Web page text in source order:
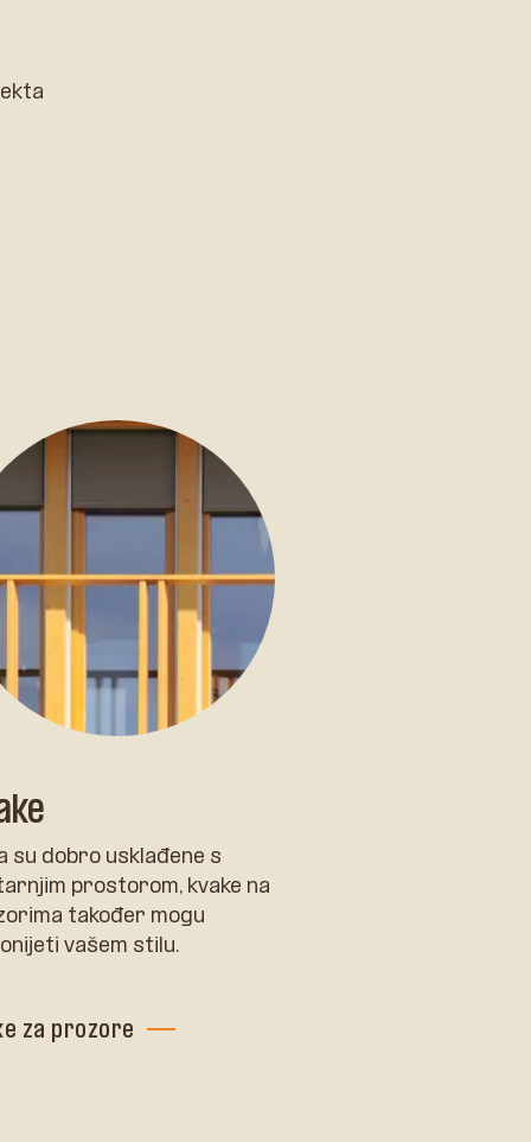
su dobro usklađene s
prostorom, kvake na
također mogu
vašem stilu.
za prozore